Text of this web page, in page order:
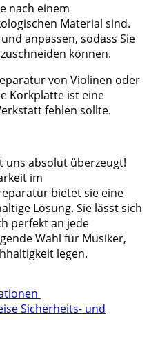
nach einem
Material sind.
anpassen, sodass Sie
können.
von Violinen oder
Korkplatte ist eine
fehlen sollte.
uns absolut überzeugt!
im
bietet sie eine
Lösung. Sie lässt sich
perfekt an jede
Wahl für Musiker,
legen.
Sicherheits- und